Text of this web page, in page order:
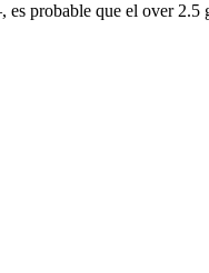
probable que el over 2.5